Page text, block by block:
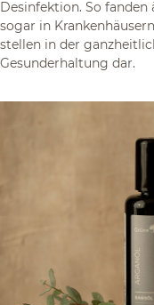
Desinfektion. So
sogar in
stellen in der
Gesunderhaltung dar.